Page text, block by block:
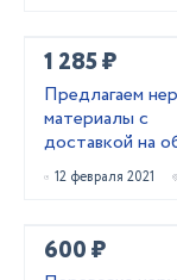
1 285 ₽
Предлагаем
материалы с
доставкой на
Обеспечивает
строительные
12 февраля 2021
600 ₽